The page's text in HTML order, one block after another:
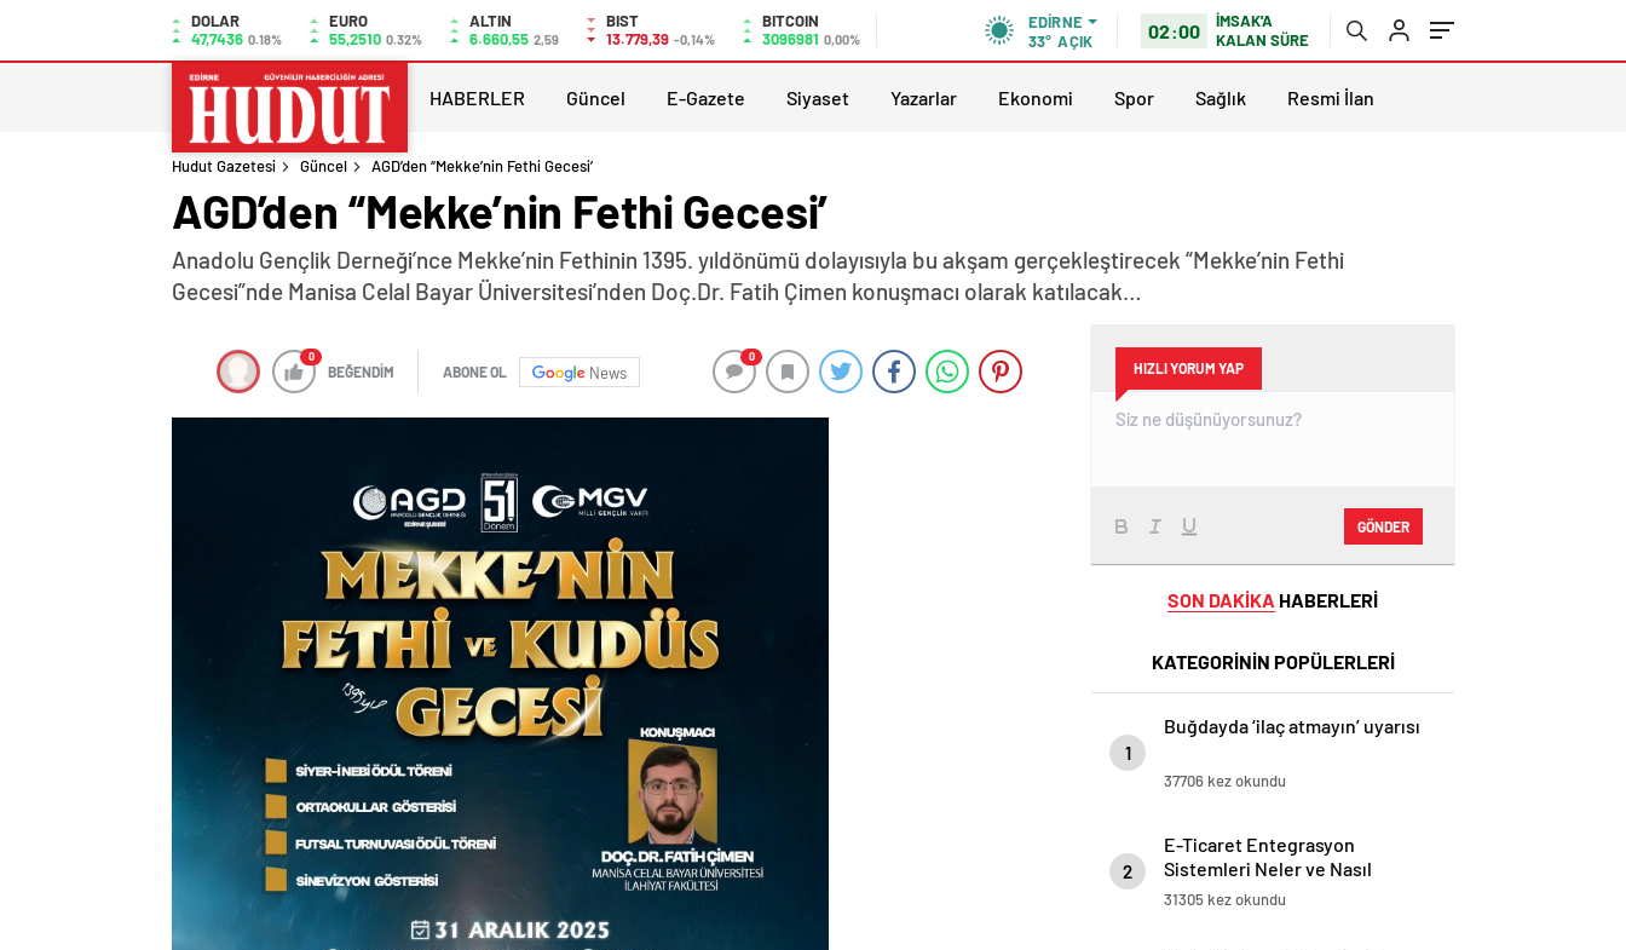
DOLAR
47,7436 0.18%
EURO
55,2510 0.32%
ALTIN
6.660,55 2,59
BIST
13.779,39 -0,14%
BITCOIN
3096981 0,00%
EDIRNE
33° AÇIK 02:00
İMSAK'A
KALAN SÜRE
HABERLER Güncel E-Gazete Siyaset Yazarlar Ekonomi Spor Sağlık Resmi İlan
Hudut Gazetesi Güncel AGD’den “Mekke’nin Fethi Gecesi’
AGD’den “Mekke’nin Fethi Gecesi’
Anadolu Gençlik Derneği’nce Mekke’nin Fethinin 1395. yıldönümü dolayısıyla bu akşam gerçekleştirecek “Mekke’nin Fethi
Gecesi”nde Manisa Celal Bayar Üniversitesi’nden Doç.Dr. Fatih Çimen konuşmacı olarak katılacak…
0
BEĞENDİM ABONE OL News
0
HIZLI YORUM YAP
GÖNDER
SON DAKİKA HABERLERİ
KATEGORİNİN POPÜLERLERİ
1
Buğdayda ‘ilaç atmayın’ uyarısı
37706 kez okundu
2
E-Ticaret Entegrasyon
Sistemleri Neler ve Nasıl
Yapılır?
31305 kez okundu